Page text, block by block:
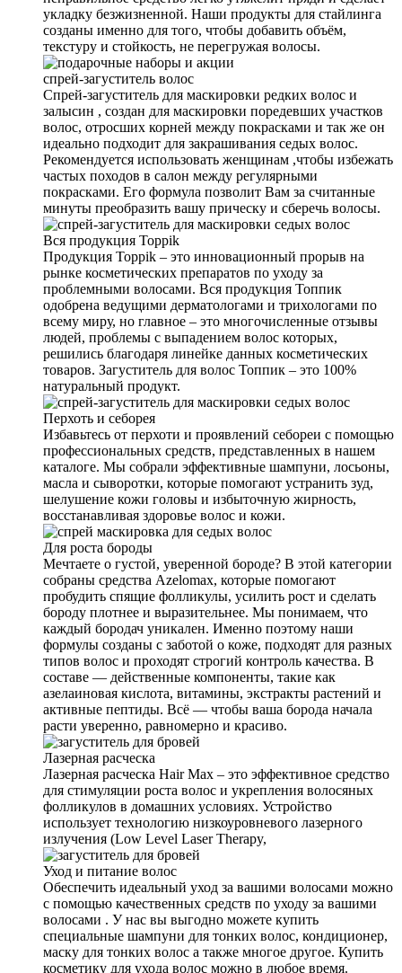
укладку безжизненной. Наши продукты для стайлинга
созданы именно для того, чтобы добавить объём,
текстуру и стойкость, не перегружая волосы.
спрей-загуститель волос
Спрей-загуститель для маскировки редких волос и
залысин , создан для маскировки поредевших участков
волос, отросших корней между покрасками и так же он
идеально подходит для закрашивания седых волос.
Рекомендуется использовать женщинам ,чтобы избежать
частых походов в салон между регулярными
покрасками. Его формула позволит Вам за считанные
минуты преобразить вашу прическу и сберечь волосы.
Вся продукция Toppik
Продукция Toppik – это инновационный прорыв на
рынке косметических препаратов по уходу за
проблемными волосами. Вся продукция Топпик
одобрена ведущими дерматологами и трихологами по
всему миру, но главное – это многочисленные отзывы
людей, проблемы с выпадением волос которых,
решились благодаря линейке данных косметических
товаров. Загуститель для волос Топпик – это 100%
натуральный продукт.
Перхоть и себорея
Избавьтесь от перхоти и проявлений себореи с помощью
профессиональных средств, представленных в нашем
каталоге. Мы собрали эффективные шампуни, лосьоны,
масла и сыворотки, которые помогают устранить зуд,
шелушение кожи головы и избыточную жирность,
восстанавливая здоровье волос и кожи.
Для роста бороды
Мечтаете о густой, уверенной бороде? В этой категории
собраны средства Azelomax, которые помогают
пробудить спящие фолликулы, усилить рост и сделать
бороду плотнее и выразительнее. Мы понимаем, что
каждый бородач уникален. Именно поэтому наши
формулы созданы с заботой о коже, подходят для разных
типов волос и проходят строгий контроль качества. В
составе — действенные компоненты, такие как
азелаиновая кислота, витамины, экстракты растений и
активные пептиды. Всё — чтобы ваша борода начала
расти уверенно, равномерно и красиво.
Лазерная расческа
Лазерная расческа Hair Max – это эффективное средство
для стимуляции роста волос и укрепления волосяных
фолликулов в домашних условиях. Устройство
использует технологию низкоуровневого лазерного
излучения (Low Level Laser Therapy,
Уход и питание волос
Обеспечить идеальный уход за вашими волосами можно
с помощью качественных средств по уходу за вашими
волосами . У нас вы выгодно можете купить
специальные шампуни для тонких волос, кондиционер,
маску для тонких волос а также многое другое. Купить
косметику для ухода волос можно в любое время.